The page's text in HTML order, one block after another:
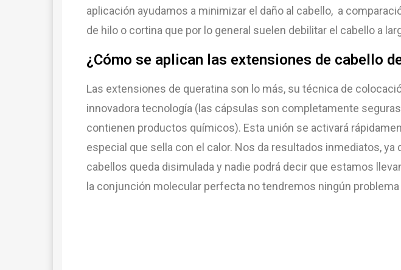
aplicación ayudamos a minimizar el daño al cabello, a
de hilo o cortina que por lo general suelen debilitar el cabello a
¿Cómo se aplican las extensiones de cabello
Las extensiones de queratina son lo más, su técnica de
innovadora tecnología (las cápsulas son completamente
contienen productos químicos). Esta unión se activará rápid
especial que sella con el calor. Nos da resultados inmediatos,ya
cabellos queda disimulada y nadie podrá decir que estamos llev
la conjunción molecular perfecta notendremos ningún problema